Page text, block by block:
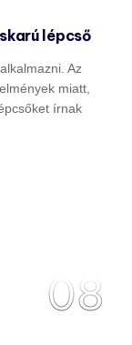
lépcső
Az
miatt,
írnak
08